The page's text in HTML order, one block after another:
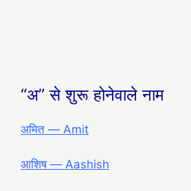
“अ” से शुरू होनेवाले नाम
अमित ― Amit
आशिष ― Aashish